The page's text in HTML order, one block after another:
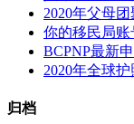
2020年父母
你的移民局账
BCPNP最新
2020年全球
归档